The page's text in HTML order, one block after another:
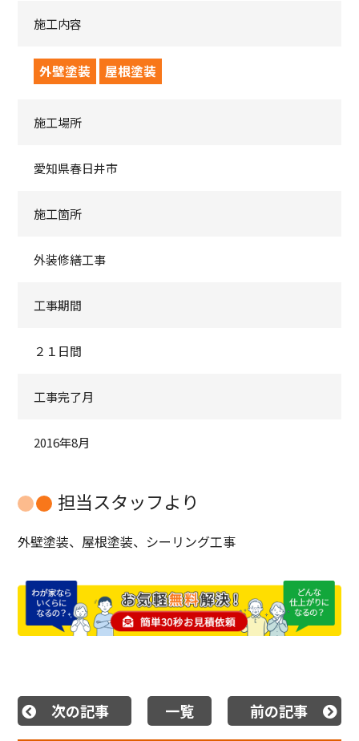
施工内容
外壁塗装 屋根塗装
施工場所
愛知県春日井市
施工箇所
外装修繕工事
工事期間
２１日間
工事完了月
2016年8月
担当スタッフより
外壁塗装、屋根塗装、シーリング工事
次の記事 一覧 前の記事